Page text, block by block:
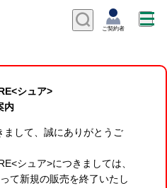
シュア>
内
まして、誠にありがとうご
シュア>につきましては、
て新規の販売を終了いたし